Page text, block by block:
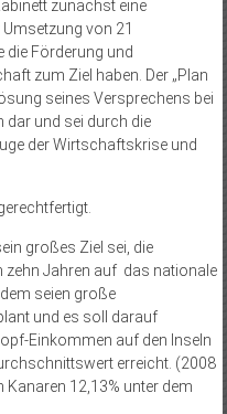
zunächst eine
von 21
die Förderung und
zum Ziel haben. Der „Plan
seines Versprechens bei
dar und sei durch die
der Wirtschaftskrise und
großes Ziel sei, die
zehn Jahren auf das nationale
seien große
und es soll darauf
Einkommen auf den Inseln
erreicht. (2008
12,13% unter dem